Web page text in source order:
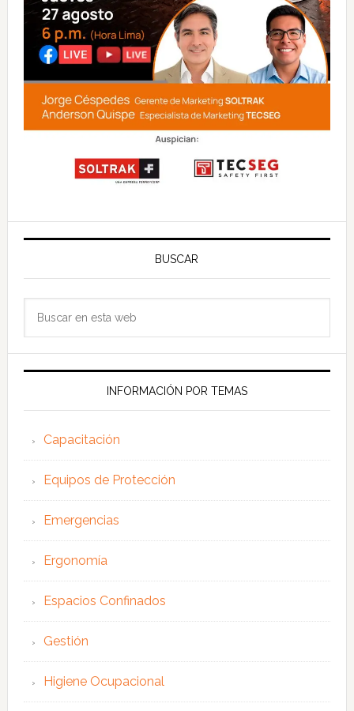
BUSCAR
web
INFORMACIÓN POR TEMAS
Capacitación
Equipos de Protección
Emergencias
Ergonomía
Espacios Confinados
Gestión
Higiene Ocupacional